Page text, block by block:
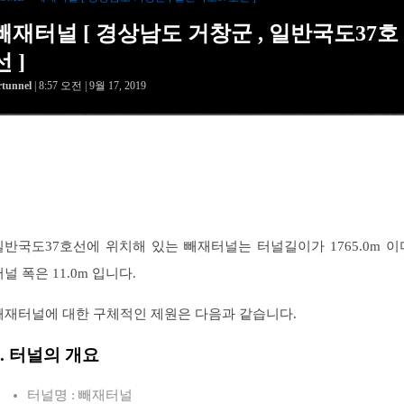
재터널 [ 경상남도 거창군 , 일반국도37호
]
| 8:57 오전 | 9월 17, 2019
반국도37호선에 위치해 있는 빼재터널는 터널길이가 1765.0m 이
널 폭은 11.0m 입니다.
재터널에 대한 구체적인 제원은 다음과 같습니다.
터널의 개요
터널명 : 빼재터널